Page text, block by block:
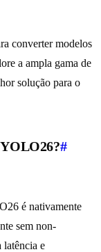
converter modelos
a ampla gama de
solução para o
#
é nativamente
sem non-
latência e